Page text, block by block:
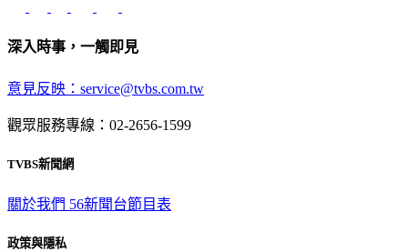
深入時事，一觸即見
意見反映：service@tvbs.com.tw
觀眾服務專線：02-2656-1599
TVBS新聞網
關於我們 56新聞台節目表
政策與隱私